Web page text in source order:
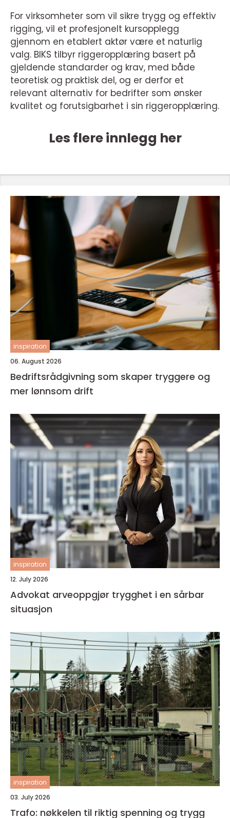
For virksomheter som vil sikre trygg og effektiv
rigging, vil et profesjonelt kursopplegg
gjennom en etablert aktør være et naturlig
valg. BIKS tilbyr riggeropplæring basert på
gjeldende standarder og krav, med både
teoretisk og praktisk del, og er derfor et
relevant alternativ for bedrifter som ønsker
kvalitet og forutsigbarhet i sin riggeropplæring.
Les flere innlegg her
inspiration
06. August 2026
Bedriftsrådgivning som skaper tryggere og
mer lønnsom drift
inspiration
12. July 2026
Advokat arveoppgjør trygghet i en sårbar
situasjon
inspiration
03. July 2026
Trafo: nøkkelen til riktig spenning og trygg